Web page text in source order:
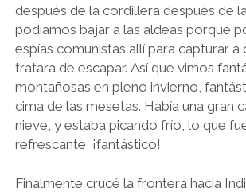
después de la cordillera después de
podíamos bajar a las aldeas porque
espías comunistas allí para capturar a
tratara de escapar. Así que vimos
montañosas en pleno invierno,
cima de las mesetas. Había una gran
nieve, y estaba picando frío, lo que
refrescante, ¡fantástico!
Finalmente crucé la frontera hacia